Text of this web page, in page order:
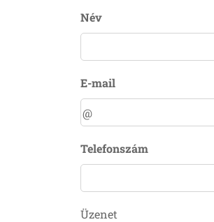
Név
E-mail
Telefonszám
Üzenet